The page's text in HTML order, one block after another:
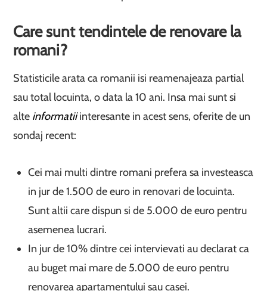
Care sunt tendintele de renovare la
romani?
Statisticile arata ca romanii isi reamenajeaza partial
sau total locuinta, o data la 10 ani. Insa mai sunt si
alte informatiiinteresante in acest sens, oferite de un
sondaj recent:
Cei mai multi dintre romani prefera sa investeasca
in jur de 1.500 de euro in renovari de locuinta.
Sunt altii care dispun si de 5.000 de euro pentru
asemenea lucrari.
In jur de 10% dintre cei intervievati au declarat ca
au buget mai mare de 5.000 de euro pentru
renovarea apartamentului sau casei.